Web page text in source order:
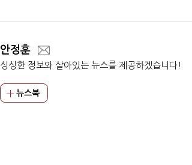
안정훈
싱싱한 정보와 살아있는 뉴스를 제공하겠습니다!
뉴스북